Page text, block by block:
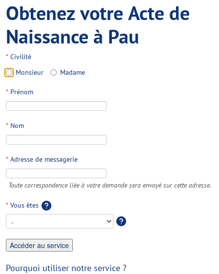
Obtenez votre Acte de
Naissance à Pau
* Civilité
Monsieur
Madame
* Prénom
* Nom
* Adresse de messagerie
Toute correspondence liée à votre demande sera envoyé sur cette adresse.
* Vous êtes
Pourquoi utiliser notre service ?